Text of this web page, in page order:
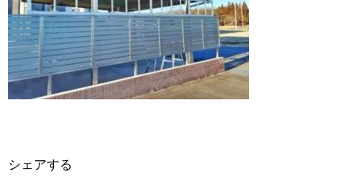
シェアする